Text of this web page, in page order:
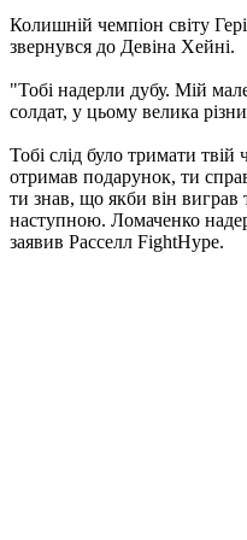
Колишній чемпіон світу
звернувся до Девіна Хейні.
"Тобі надерли дубу. Мій
солдат, у цьому велика
Тобі слід було тримати
отримав подарунок, ти
ти знав, що якби він виграв
наступною. Ломаченко
заявив Расселл FightHype.